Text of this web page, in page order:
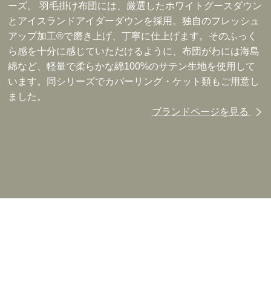
ーズ。 羽毛掛け布団には、厳選したホワイトグースダウン
とアイスランドアイダーダウンを採用。独自のフレッシュ
アップ加工®で磨き上げ、丁寧に仕上げます。そのふっく
ら感を十分に感じていただけるように、布団がわには海島
綿など、軽量で柔らかな綿100%のサテン生地を使用して
います。同シリーズでカバーリング・ケット類もご用意し
ました。
ブランドページを見る